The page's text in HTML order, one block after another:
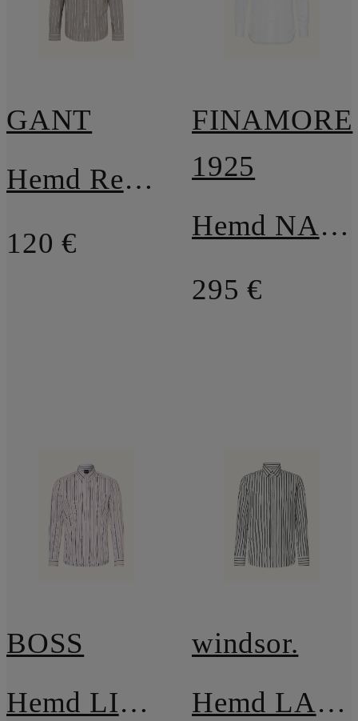
GANT
Hemd Regular Fit
120 €
FINAMORE
1925
Hemd NAPOLI TRAVELLER Regular Classic Fit
295 €
BOSS
Hemd LIAM Regular Fit
windsor.
Hemd LAPO-W Shaped Fit